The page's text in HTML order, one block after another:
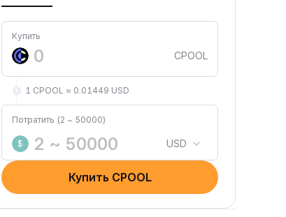
Купить
CPOOL
1 CPOOL ≈ 0.01449 USD
Потратить (2 ~ 50000)
$ USD
Купить CPOOL